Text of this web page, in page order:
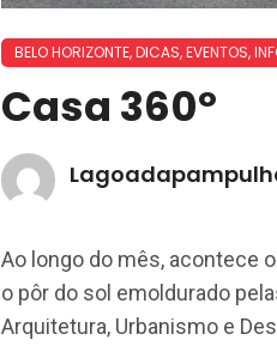
BELO HORIZONTE,DICAS,EVENTOS,
Casa 360º
Ao longo do mês, acontece o
o pôr do sol emoldurado
Arquitetura, Urbanismo e